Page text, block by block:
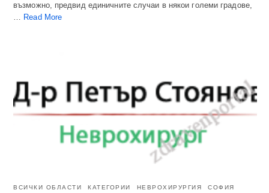
възможно, предвид единичните случаи в някои големи градове,
… Read More
ВСИЧКИ ОБЛАСТИ КАТЕГОРИИ НЕВРОХИРУРГИЯ СОФИЯ